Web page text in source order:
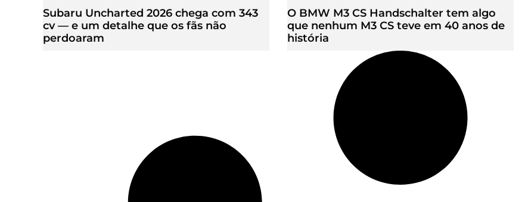
Subaru Uncharted 2026 chega com 343
cv — e um detalhe que os fãs não
perdoaram
O BMW M3 CS Handschalter tem algo
que nenhum M3 CS teve em 40 anos de
história